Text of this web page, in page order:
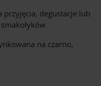
przyjęcia, degustacje lub
na czarno,